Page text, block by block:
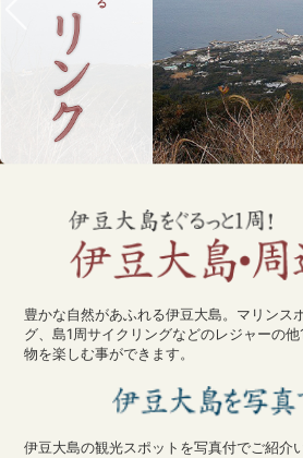
豊かな自然があふれる伊豆大島。マリンス
グ、島1周サイクリングなどのレジャーの
物を楽しむ事ができます。
伊豆大島の観光スポットを写真付でご紹介